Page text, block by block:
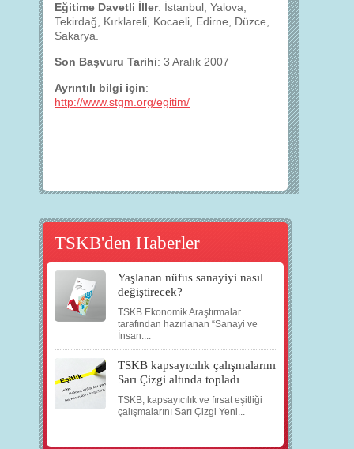
Eğitime Davetli İller: İstanbul, Yalova,
Tekirdağ, Kırklareli, Kocaeli, Edirne, Düzce,
Sakarya.
Son Başvuru Tarihi: 3 Aralık 2007
Ayrıntılı bilgi için:
http://www.stgm.org/egitim/
TSKB'den Haberler
Yaşlanan nüfus sanayiyi nasıl
değiştirecek?
TSKB Ekonomik Araştırmalar
tarafından hazırlanan “Sanayi ve
İnsan:...
TSKB kapsayıcılık çalışmalarını
Sarı Çizgi altında topladı
TSKB, kapsayıcılık ve fırsat eşitliği
çalışmalarını Sarı Çizgi Yeni...